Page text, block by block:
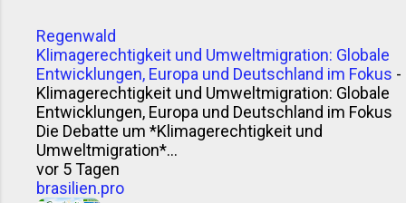
Stadt für eine Stunde durchspült. Danach riecht
alles nach Staub und Asphalt – aber wenigstens
ist es ein bisschen kühler. An der Atlantikküste,
etwa in Mar del Plata oder Pinamar, füllen sich die
Strände. Viele Argentinier nehmen sich ab Mitte
des Monats frei oder arbei...
Regenwald
Klimagerechtigkeit und Umweltmigration: Globale
Entwicklungen, Europa und Deutschland im Fokus -
Klimagerechtigkeit und Umweltmigration: Globale
Entwicklungen, Europa und Deutschland im Fokus
Die Debatte um *Klimagerechtigkeit und
Umweltmigration*...
vor 5 Tagen
brasilien.pro